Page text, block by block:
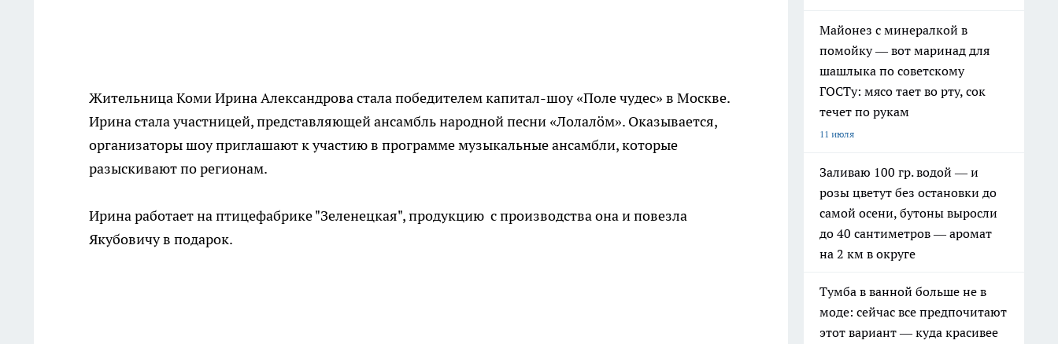
Жительница Коми Ирина Александрова стала победителем капитал-шоу «Поле чудес» в Москве.
Ирина стала участницей, представляющей ансамбль народной песни «Лолалӧм». Оказывается,
организаторы шоу приглашают к участию в программе музыкальные ансамбли, которые
разыскивают по регионам.
Ирина работает на птицефабрике "Зеленецкая", продукцию с производства она и повезла
Якубовичу в подарок.
Майонез с минералкой в
помойку — вот маринад для
шашлыка по советскому
ГОСТу: мясо тает во рту, сок
течет по рукам
11 июля
Заливаю 100 гр. водой — и
розы цветут без остановки до
самой осени, бутоны выросли
до 40 сантиметров — аромат
на 2 км в округе
Тумба в ванной больше не в
моде: сейчас все предпочитают
этот вариант — куда красивее